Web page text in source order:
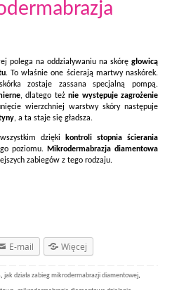
polega na oddziaływaniu na skórę głowicą
. To właśnie one ścierają martwy naskórek.
zostaje zassana specjalną pompą.
, dlatego teżnie występuje zagrożenie
wierzchniej warstwy skóry następuje
, a ta staje się gładsza.
dzięki
kontroli stopnia ścierania
poziomu. Mikrodermabrazja diamentowa
zabiegów z tego rodzaju.
E-mail Więcej
,jak działa zabieg mikrodermabrazji diamentowej,